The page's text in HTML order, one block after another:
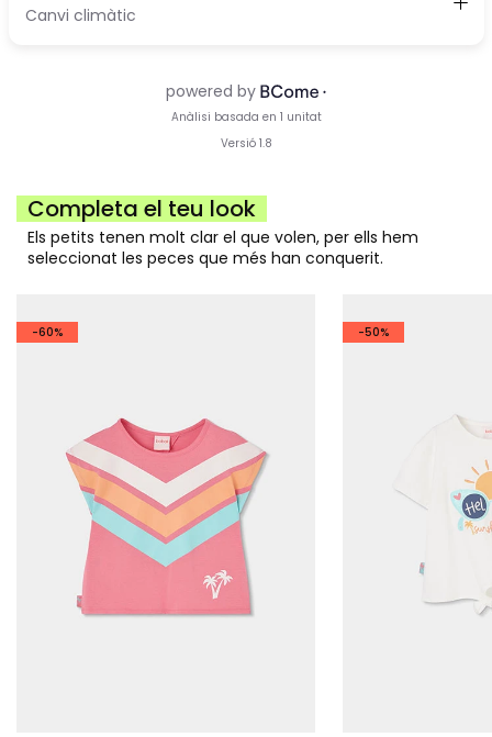
Completa el teu look
Els petits tenen molt clar el que volen, per ells hem
seleccionat les peces que més han conquerit.
-60% -50%